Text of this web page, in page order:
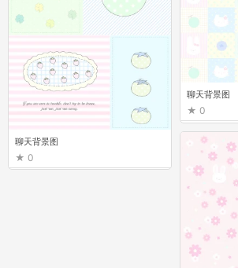
聊天背景图
0
聊天背景图
0